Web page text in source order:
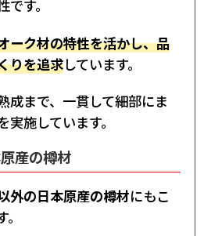
す。
ーク材の特性を活かし、品
りを追求しています。
成まで、一貫して細部にま
施しています。
産の樽材
外の日本原産の樽材にもこ